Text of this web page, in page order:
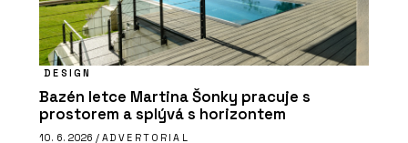
DESIGN
Bazén letce Martina Šonky pracuje s
prostorem a splývá s horizontem
10. 6. 2026 / ADVERTORIAL